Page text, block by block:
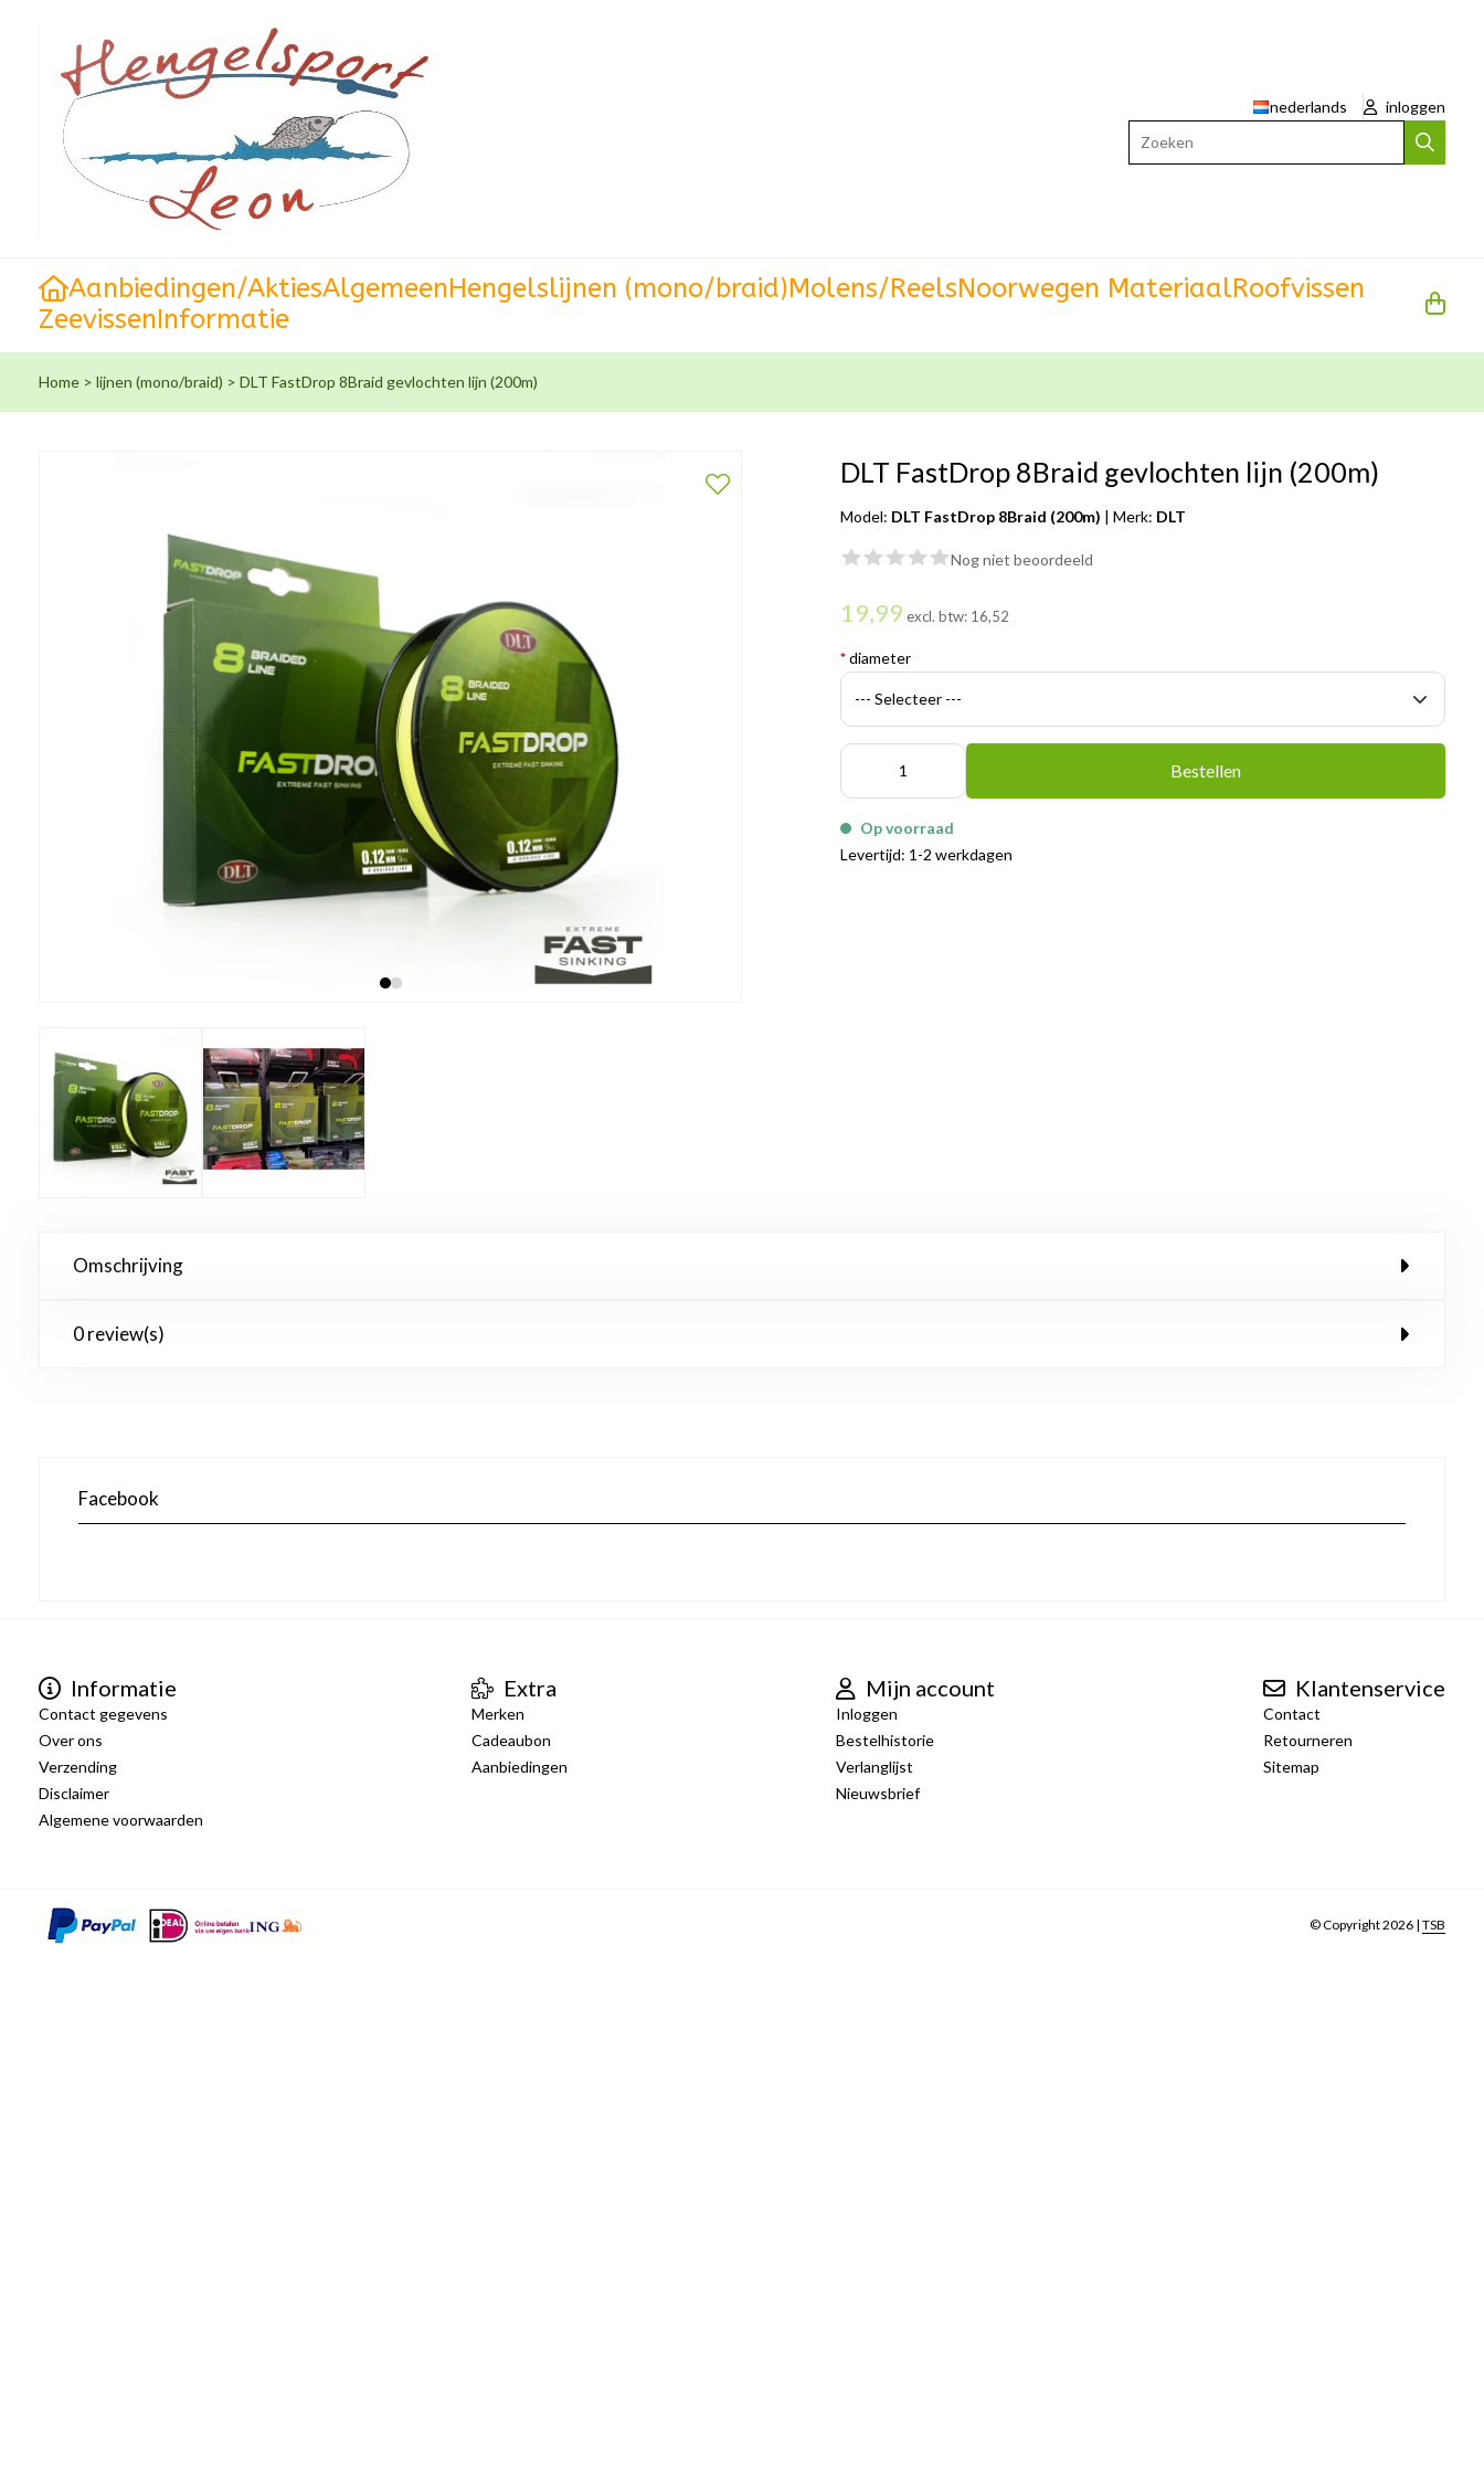
nederlands
inloggen
Aanbiedingen/AktiesAlgemeenHengelslijnen (mono/braid)Molens/ReelsNoorwegen MateriaalRoofvissen
ZeevissenInformatie
Home > lijnen (mono/braid) > DLT FastDrop 8Braid gevlochten lijn (200m)
DLT FastDrop 8Braid gevlochten lijn (200m)
Model: DLT FastDrop 8Braid (200m) |Merk: DLT
Nog niet beoordeeld
19,99 excl. btw: 16,52
*diameter
Bestellen
Op voorraad
Levertijd: 1-2 werkdagen
Omschrijving
0 review(s)
Facebook
Informatie
Contact gegevens
Over ons
Verzending
Disclaimer
Algemene voorwaarden
Extra
Merken
Cadeaubon
Aanbiedingen
Mijn account
Inloggen
Bestelhistorie
Verlanglijst
Nieuwsbrief
Klantenservice
Contact
Retourneren
Sitemap
© Copyright 2026 | TSB